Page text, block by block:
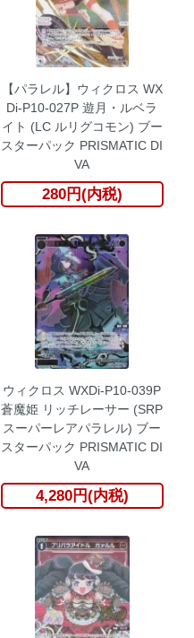
【パラレル】ウィクロス WX
Di-P10-027P 遊月・ルベラ
イト (LC ルリグコモン) ブー
スターパック PRISMATIC DI
VA
280円(内税)
ウィクロス WXDi-P10-039P
蒼魔姫 リッチレーサー (SRP
スーパーレアパラレル) ブー
スターパック PRISMATIC DI
VA
4,280円(内税)